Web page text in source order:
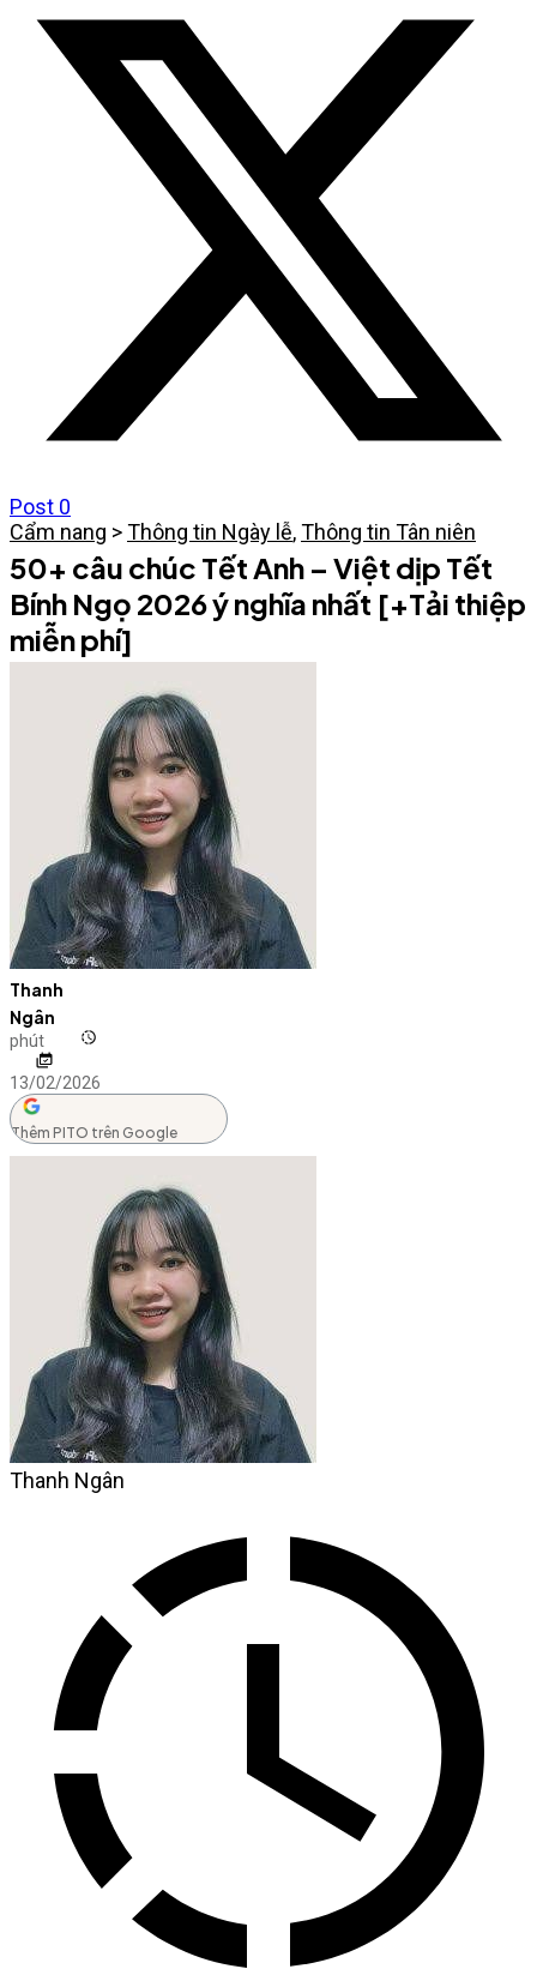
Post 0
Cẩm nang >Thông tin Ngày lễ,Thông tin Tân niên
50+ câu chúc Tết Anh – Việt dịp Tết
Bính Ngọ 2026 ý nghĩa nhất [+Tải thiệp
miễn phí]
Thanh
Ngân
phút
13/02/2026
Thêm PITO trên Google
Thanh Ngân